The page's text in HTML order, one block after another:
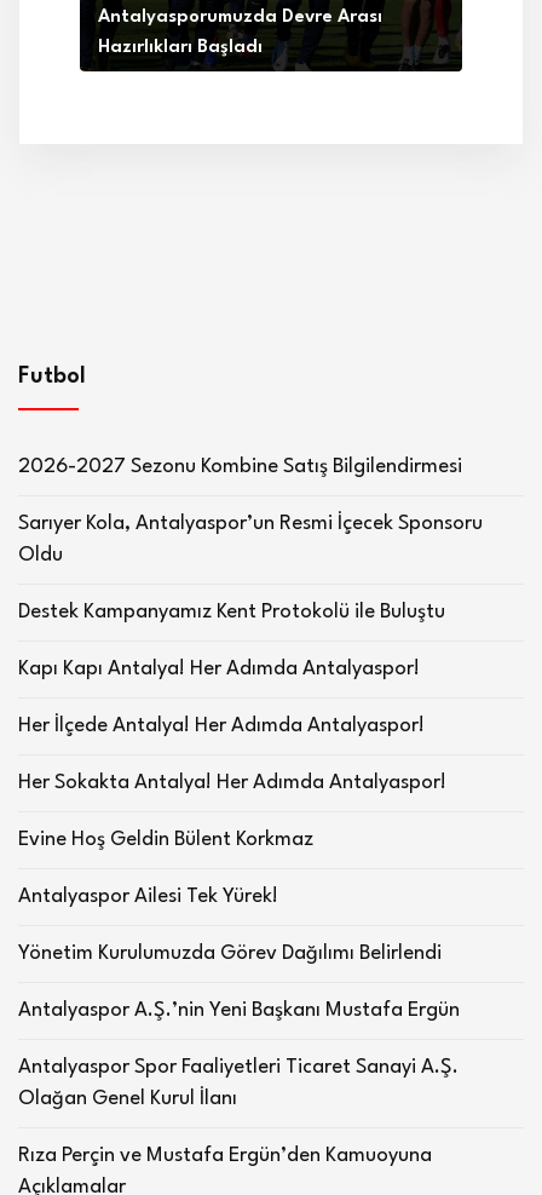
Antalyasporumuzda Devre Arası
Hazırlıkları Başladı
Futbol
2026-2027 Sezonu Kombine Satış Bilgilendirmesi
Sarıyer Kola, Antalyaspor’un Resmi İçecek Sponsoru
Oldu
Destek Kampanyamız Kent Protokolü ile Buluştu
Kapı Kapı Antalya! Her Adımda Antalyaspor!
Her İlçede Antalya! Her Adımda Antalyaspor!
Her Sokakta Antalya! Her Adımda Antalyaspor!
Evine Hoş Geldin Bülent Korkmaz
Antalyaspor Ailesi Tek Yürek!
Yönetim Kurulumuzda Görev Dağılımı Belirlendi
Antalyaspor A.Ş.’nin Yeni Başkanı Mustafa Ergün
Antalyaspor Spor Faaliyetleri Ticaret Sanayi A.Ş.
Olağan Genel Kurul İlanı
Rıza Perçin ve Mustafa Ergün’den Kamuoyuna
Açıklamalar